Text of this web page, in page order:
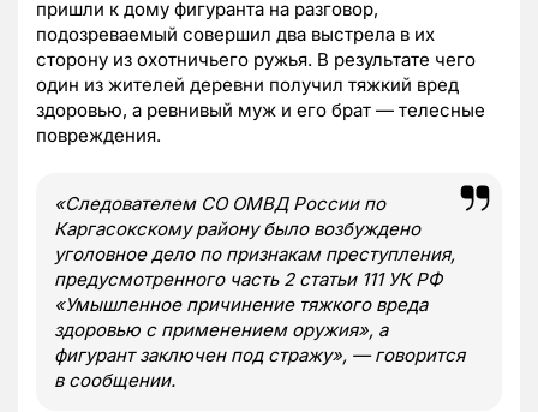
пришли к дому фигуранта на разговор,
подозреваемый совершил два выстрела в их
сторону из охотничьего ружья. В результате чего
один из жителей деревни получил тяжкий вред
здоровью, а ревнивый муж и его брат — телесные
повреждения.
«Следователем СО ОМВД России по
Каргасокскому району было возбуждено
уголовное дело по признакам преступления,
предусмотренного часть 2 статьи 111 УК РФ
«Умышленное причинение тяжкого вреда
здоровью с применением оружия», а
фигурант заключен под стражу», — говорится
в сообщении.